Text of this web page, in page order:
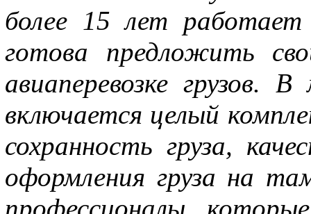
более 15 лет работает
готова предложить
авиаперевозке грузов.
включается целый
сохранность груза,
оформления груза на
профессионалы,